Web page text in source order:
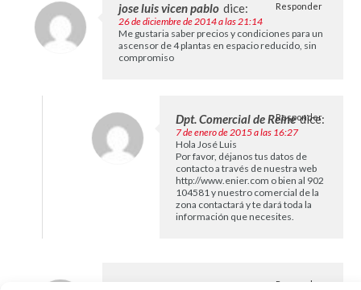
jose luis vicen pablo dice:
26 de diciembre de 2014 a las 21:14
Me gustaria saber precios y condiciones para un
ascensor de 4 plantas en espacio reducido, sin
compromiso
Responder
Dpt. Comercial de Reine dice:
7 de enero de 2015 a las 16:27
Hola José Luis
Por favor, déjanos tus datos de
contacto a través de nuestra web
http://www.enier.com o bien al 902
104581 y nuestro comercial de la
zona contactará y te dará toda la
información que necesites.
Responder
Responder